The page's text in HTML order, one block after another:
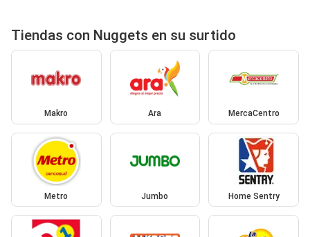
Tiendas con Nuggets en su surtido
Makro Ara MercaCentro
Metro Jumbo Home Sentry